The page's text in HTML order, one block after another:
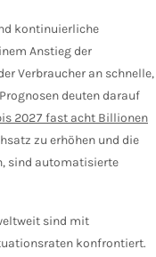
kontinuierliche
Anstieg der
Verbraucher an schnelle,
deuten darauf
2027 fast acht Billionen
zu erhöhen und die
sind automatisierte
sind mit
konfrontiert.